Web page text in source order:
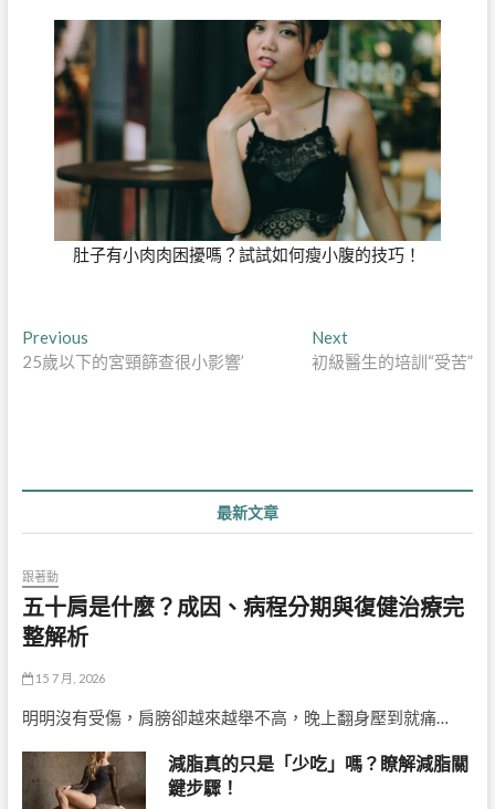
肚子有小肉肉困擾嗎？試試如何瘦小腹的技巧！
文
章
PreviousPrevious
post:
25歲以下的宮頸篩查很小影響’
NextNext
post:
初級醫生的培訓“受苦”
最新文章
跟著動
五十肩是什麼？成因、病程分期與復健治療完
整解析
15 7 月, 2026
明明沒有受傷，肩膀卻越來越舉不高，晚上翻身壓到就痛…
減脂真的只是「少吃」嗎？瞭解減脂關
鍵步驟！